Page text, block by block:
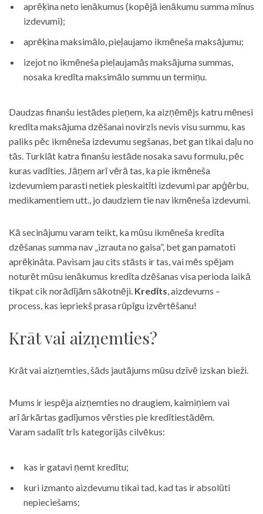
aprēķina neto ienākumus (kopējā ienākumu summa mīnus
izdevumi);
aprēķina maksimālo, pieļaujamo ikmēneša maksājumu;
izejot no ikmēneša pieļaujamās maksājuma summas,
nosaka kredīta maksimālo summu un termiņu.
Daudzas finanšu iestādes pieņem, ka aizņēmējs katru mēnesi
kredīta maksājuma dzēšanai novirzīs nevis visu summu, kas
paliks pēc ikmēneša izdevumu segšanas, bet gan tikai daļu no
tās. Turklāt katra finanšu iestāde nosaka savu formulu, pēc
kuras vadīties. Jāņem arī vērā tas, ka pie ikmēneša
izdevumiem parasti netiek pieskaitīti izdevumi par apģērbu,
medikamentiem utt., jo daudziem tie nav ikmēneša izdevumi.
Kā secinājumu varam teikt, ka mūsu ikmēneša kredīta
dzēšanas summa nav „izrauta no gaisa”, bet gan pamatoti
aprēķināta. Pavisam jau cits stāsts ir tas, vai mēs spējam
noturēt mūsu ienākumus kredīta dzēšanas visa perioda laikā
tikpat cik norādījām sākotnēji. Kredīts, aizdevums –
process, kas iepriekš prasa rūpīgu izvērtēšanu!
Krāt vai aizņemties?
Krāt vai aizņemties, šāds jautājums mūsu dzīvē izskan bieži.
Mums ir iespēja aizņemties no draugiem, kaimiņiem vai
arī ārkārtas gadījumos vērsties pie kredītiestādēm.
Varam sadalīt trīs kategorijās cilvēkus:
kas ir gatavi ņemt kredītu;
kuri izmanto aizdevumu tikai tad, kad tas ir absolūti
nepieciešams;